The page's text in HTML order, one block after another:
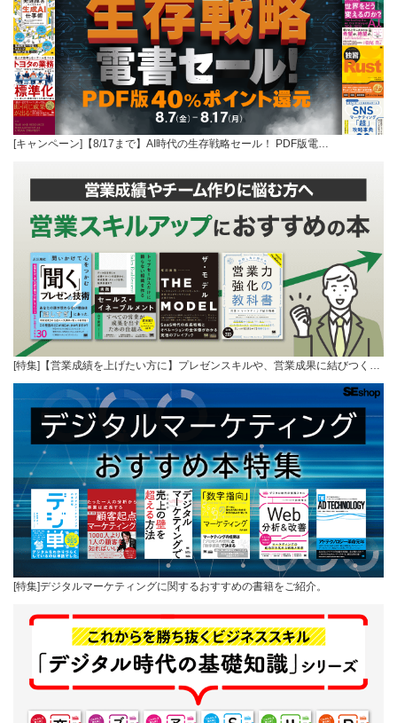
[キャンペーン]【8/17まで】AI時代の生存戦略セール！ PDF版電…
[特集]【営業成績を上げたい方に】プレゼンスキルや、営業成果に結びつく…
[特集]デジタルマーケティングに関するおすすめの書籍をご紹介。